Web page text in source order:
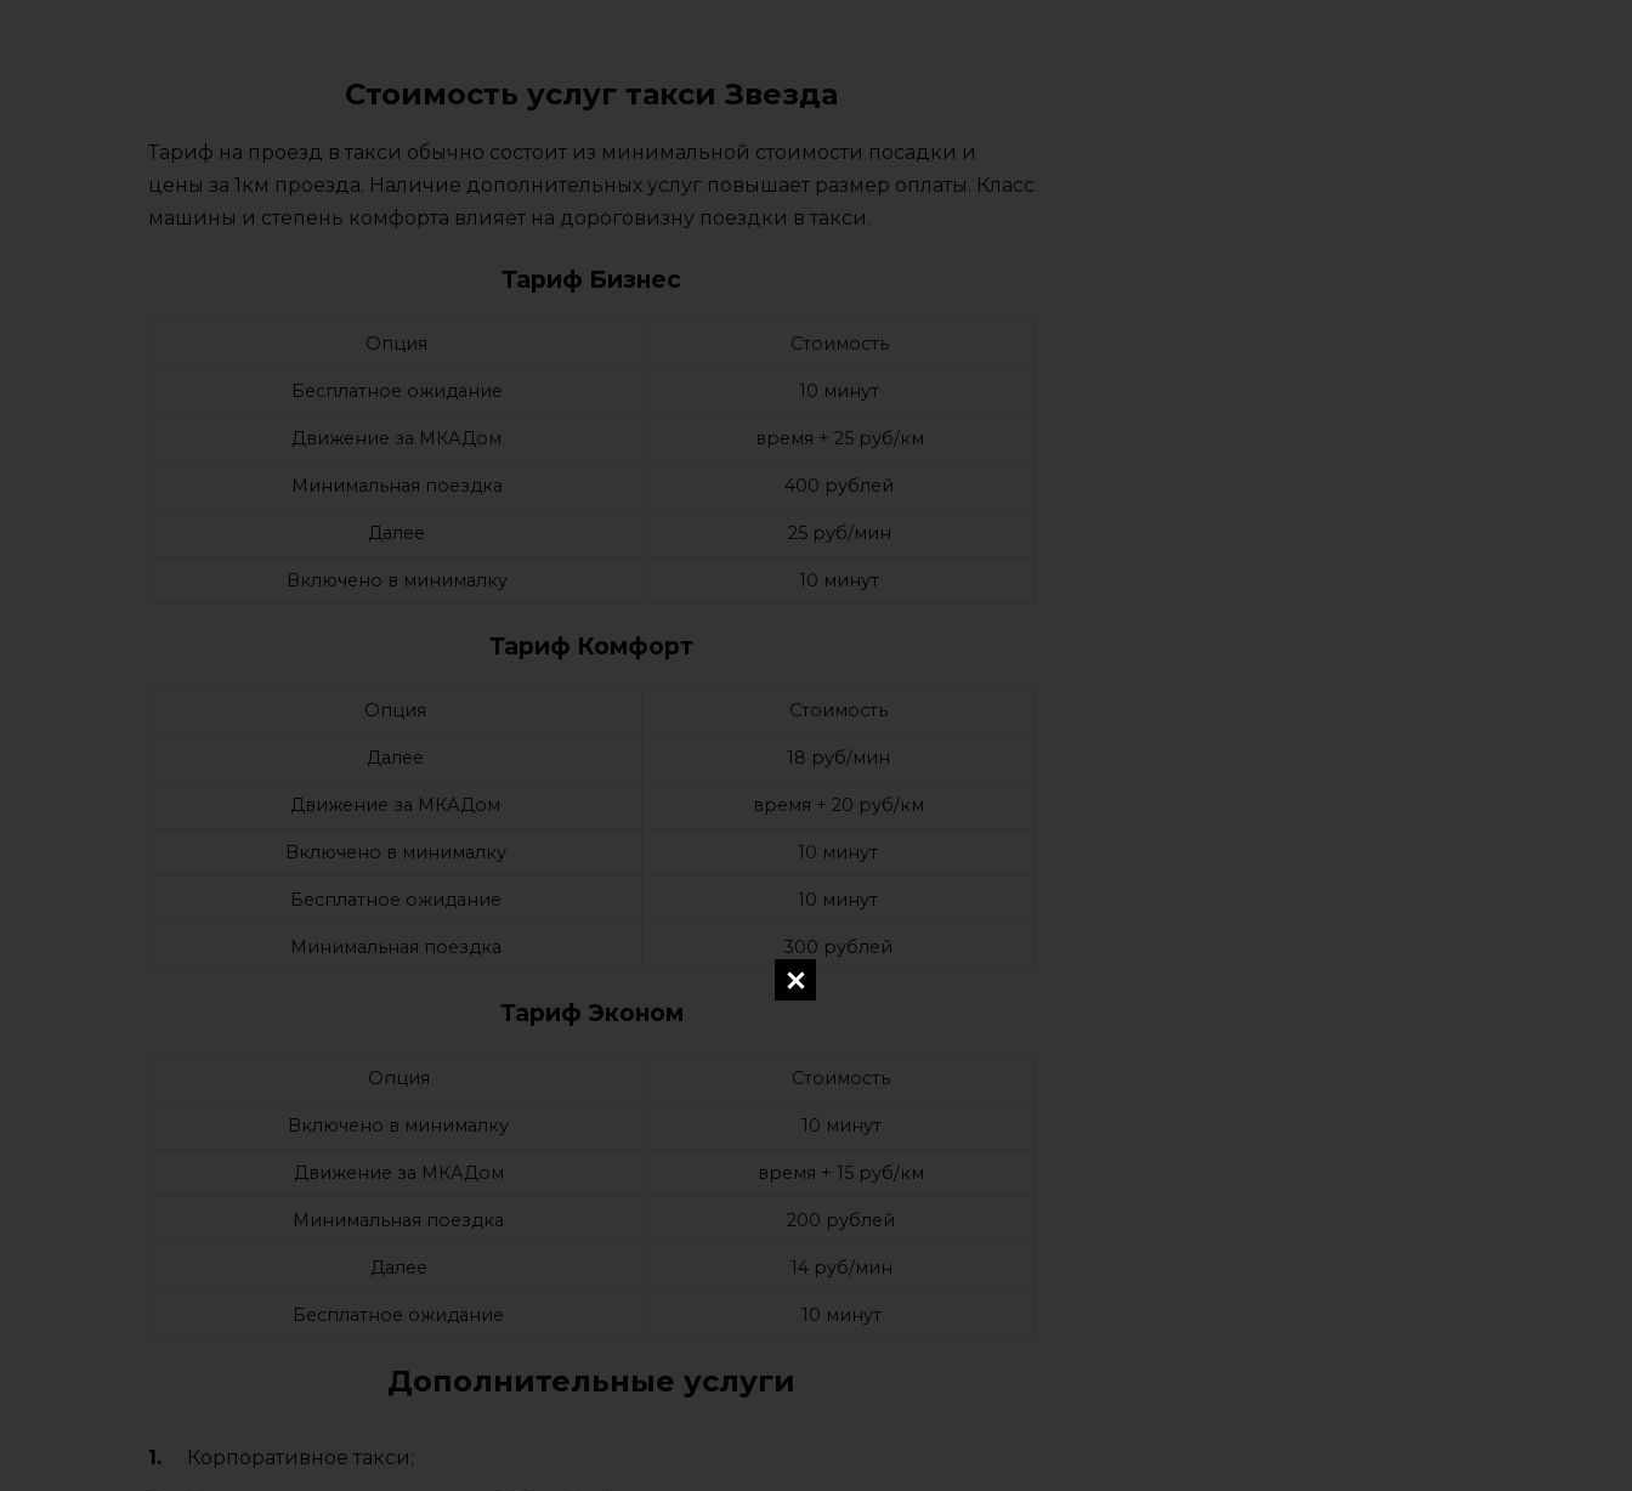
Стоимость услуг такси Звезда
Тариф на проезд в такси обычно состоит из минимальной стоимости посадки и
цены за 1км проезда. Наличие дополнительных услуг повышает размер оплаты. Класс
машины и степень комфорта влияет на дороговизну поездки в такси.
Тариф Бизнес
Опция Стоимость
Бесплатное ожидание 10 минут
Движение за МКАДом время + 25 руб/км
Минимальная поездка 400 рублей
Далее 25 руб/мин
Включено в минималку 10 минут
Тариф Комфорт
Опция Стоимость
Далее 18 руб/мин
Движение за МКАДом время + 20 руб/км
Включено в минималку 10 минут
Бесплатное ожидание 10 минут
Минимальная поездка 300 рублей
Тариф Эконом
Опция Стоимость
Включено в минималку 10 минут
Движение за МКАДом время + 15 руб/км
Минимальная поездка 200 рублей
Далее 14 руб/мин
Бесплатное ожидание 10 минут
Дополнительные услуги
Корпоративное такси;